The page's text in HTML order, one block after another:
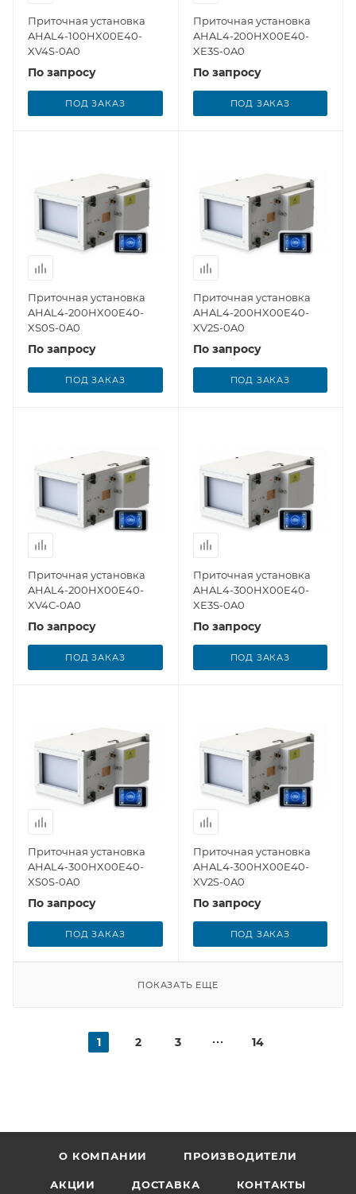
Приточная установка
AHAL4-100HX00E40-
XV4S-0A0
По запросу
ПОД ЗАКАЗ
Приточная установка
AHAL4-200HX00E40-
XE3S-0A0
По запросу
ПОД ЗАКАЗ
Приточная установка
AHAL4-200HX00E40-
XS0S-0A0
По запросу
ПОД ЗАКАЗ
Приточная установка
AHAL4-200HX00E40-
XV2S-0A0
По запросу
ПОД ЗАКАЗ
Приточная установка
AHAL4-200HX00E40-
XV4C-0A0
По запросу
ПОД ЗАКАЗ
Приточная установка
AHAL4-300HX00E40-
XE3S-0A0
По запросу
ПОД ЗАКАЗ
Приточная установка
AHAL4-300HX00E40-
XS0S-0A0
По запросу
ПОД ЗАКАЗ
Приточная установка
AHAL4-300HX00E40-
XV2S-0A0
По запросу
ПОД ЗАКАЗ
ПОКАЗАТЬ ЕЩЕ
1 2 3 14
О КОМПАНИИ ПРОИЗВОДИТЕЛИ
АКЦИИ ДОСТАВКА КОНТАКТЫ